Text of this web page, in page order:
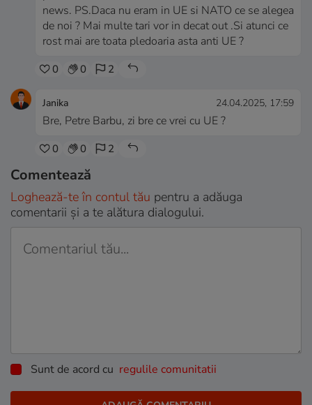
news. PS.Daca nu eram in UE si NATO ce se alegea
de noi ? Mai multe tari vor in decat out .Si atunci ce
rost mai are toata pledoaria asta anti UE ?
0 0 2
Janika 24.04.2025, 17:59
Bre, Petre Barbu, zi bre ce vrei cu UE ?
0 0 2
Comentează
Loghează-te în contul tău pentru a adăuga
comentarii și a te alătura dialogului.
Sunt de acord cu regulile comunitatii